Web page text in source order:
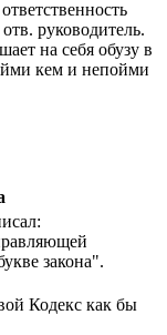
руководитель.
на себя обузу в
кем и непойми
закона".
Кодекс как бы